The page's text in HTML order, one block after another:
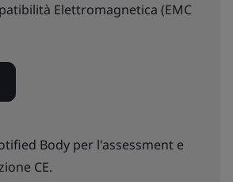
Elettromagnetica (EMC
Body per l'assessment e
CE.